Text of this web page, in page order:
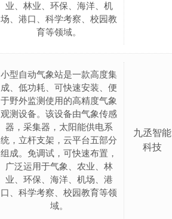
业、林业、环保、海洋、机
场、港口、科学考察、校园教
育等领域。
小型自动气象站是一款高度集
成、低功耗、可快速安装、便
于野外监测使用的高精度气象
观测设备。该设备由气象传感
器，采集器，太阳能供电系
统，立杆支架，云平台五部分
组成。免调试，可快速布置，
广泛运用于气象、农业、林
业、环保、海洋、机场、港
口、科学考察、校园教育等领
域。
九丞智能
科技